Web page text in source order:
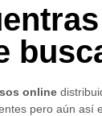
online
pero aún así